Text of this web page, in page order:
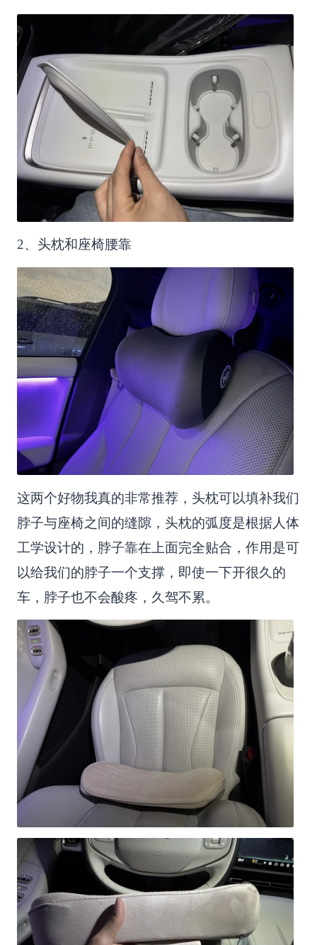
2、头枕和座椅腰靠
这两个好物我真的非常推荐，头枕可以填补我们
脖子与座椅之间的缝隙，头枕的弧度是根据人体
工学设计的，脖子靠在上面完全贴合，作用是可
以给我们的脖子一个支撑，即使一下开很久的
车，脖子也不会酸疼，久驾不累。